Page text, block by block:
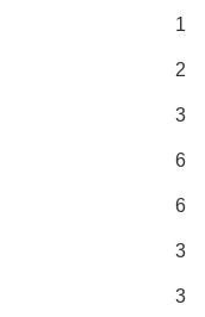
1
2
3
6
6
3
3